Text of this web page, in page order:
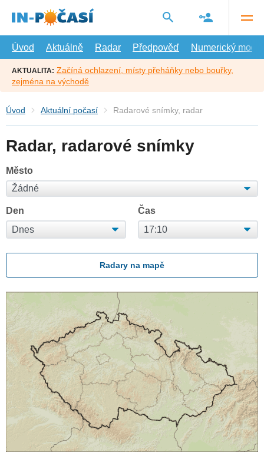
hlavní
Úvod
Aktuálně Radar Předpověď Numerický model
AKTUALITA: Začíná ochlazení, místy přeháňky nebo bouřky,
zejména na východě
Úvod Aktuální počasí Radarové snímky, radar
Radar, radarové snímky
Město
Den Čas
Radary na mapě